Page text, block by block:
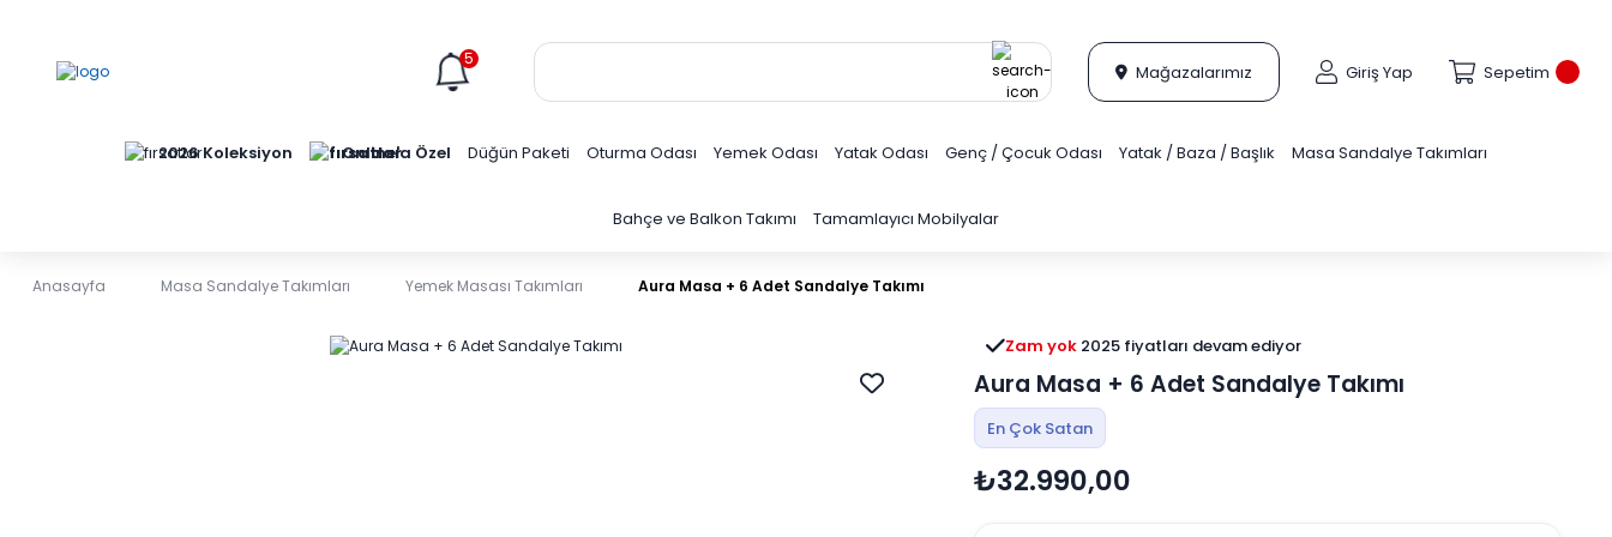
5
Mağazalarımız Giriş Yap Sepetim
2026 Koleksiyon Online'a Özel Düğün Paketi Oturma Odası Yemek Odası Yatak Odası Genç / Çocuk Odası Yatak / Baza / Başlık Masa Sandalye Takımları
Bahçe ve Balkon Takımı Tamamlayıcı Mobilyalar
Anasayfa Masa Sandalye Takımları Yemek Masası Takımları Aura Masa + 6 Adet Sandalye Takımı
3 ay ertelemeli 18 ayalışveriş kredisiyle öde
Aura Masa + 6 Adet Sandalye Takımı
En Çok Satan
₺32.990,00